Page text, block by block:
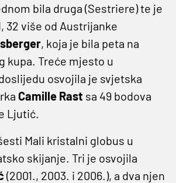
bila druga (Sestriere) te je
32 više od Austrijanke
, koja je bila peta na
kupa. Treće mjesto u
osvojila je svjetska
Camille Rast sa 49 bodova
Ljutić.
Mali kristalni globus u
skijanje. Tri je osvojila
(2001., 2003. i 2006.), a dva njen